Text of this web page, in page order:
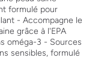
formulé pour
- Accompagne le
grâce à l'EPA
oméga-3 - Sources
sensibles, formulé